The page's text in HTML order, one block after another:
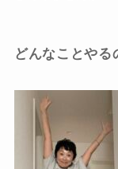
どんなことや